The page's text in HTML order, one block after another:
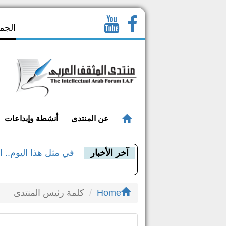
الجمعة 23 صفر 1448
عن المنتدى أنشطة وإبداعات
آخر الأخبار في مثل هذا اليوم..
الدكتور عبد الولي
Home كلمة رئيس المنتدى